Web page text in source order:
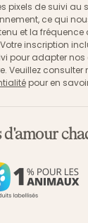
pixels de suivi au
ce qui
et la
inscription
pour adapter nos
Veuillez consulter
pour en
d'amour